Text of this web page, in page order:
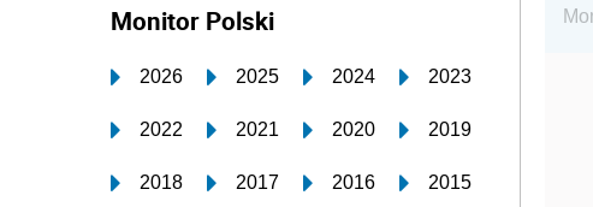
Monitor Polski
2026 2025 2024 2023
2022 2021 2020 2019
2018 2017 2016 2015